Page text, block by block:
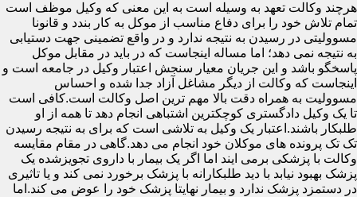
هرچند وکالت تعهد به وسیله است به این معنی که وکیل موظف است
تمام تلاش خود را برای دفاع مناسب از موکل به کار بندد و قانونا
مسوولیتی در رسیدن به نتیجه ندارد و در واقع تضمینی جهت دستیابی
به نتیجه نمی دهد؛ اما مساله اینجاست که در باید در مقابل موکل
پاسخگو باشد و این جریان معیار سنجش اعتبار وکیل در جامعه است و
اینجاست که وکالت از دیگر مشاغل آزاد جدا شده و احساس
مسوولیت به همراه دقت بالا مهم ترین اصل وکالت است.کافی است
تا یک وکیل دادگستری کوچکترین اشتباهی انجام دهد تا همه از او
طلبکار باشند.اعتبار یک وکیل به تلاشی است که برای به نتیجه رسیدن
تک تک پرونده های موکلان خود انجام می دهد.گاهی در مقام مقایسه
وکالت با پزشکی برمی ایند اما اگر یک بیمار با داروی تجویزشده یک
پزشک بهبود نیابد با دید طلبکارانه با پزشک برخورد نمی کند و یا تاثیری
در دستمزد پزشک ندارد و بیمار نهایتا پزشک خود را عوض می کند.اما